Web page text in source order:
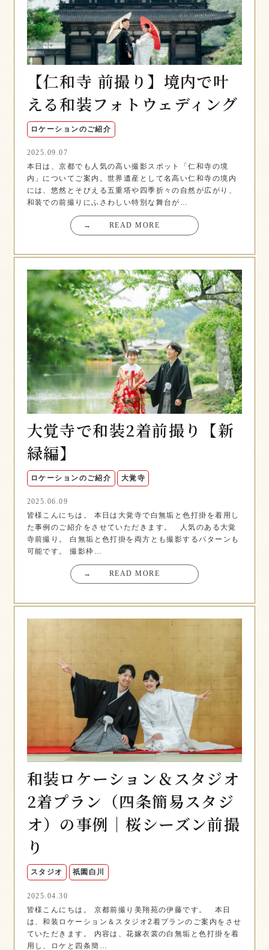
【仁和寺 前撮り】境内で叶
える和装フォトウェディング
ロケーションのご紹介
2025.09.07
本日は、京都でも人気の高い撮影スポット「仁和寺の境
内」についてご案内。世界遺産として名高い仁和寺の境内
には、悠然とそびえる五重塔や四季折々の自然が広がり、
和装での前撮りにふさわしい特別な舞台が…
→ READ MORE
大覚寺で和装2着前撮り【新
緑編】
ロケーションのご紹介 大覚寺
2025.06.09
皆様こんにちは。 本日は大覚寺で白無垢と色打掛を着用し
た事例のご紹介をさせていただきます。 人気のある大覚
寺前撮り。 白無垢と色打掛を両方とも撮影するパターンも
可能です。 撮影枠…
→ READ MORE
和装ロケーション＆スタジオ
2着プラン（四条簡易スタジ
オ）の事例｜桜シーズン前撮
り
スタジオ 祇園白川
2025.04.30
皆様こんにちは。 京都前撮り美翔苑の伊藤です。 本日
は、和装ロケーション＆スタジオ2着プランのご案内をさせ
ていただきます。 内容は、花嫁衣裳の白無垢と色打掛を着
用し、ロケと四条簡…